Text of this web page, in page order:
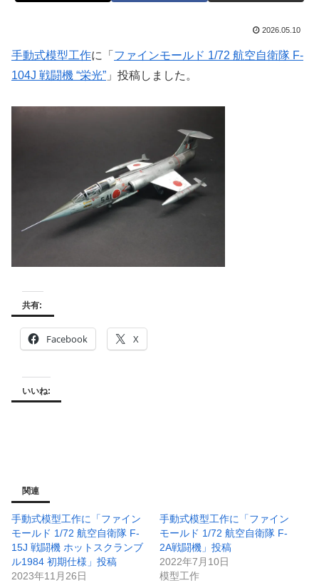
2026.05.10
手動式模型工作に「 ファインモールド 1/72 航空自衛隊 F-
104J 戦闘機 “栄光” 」投稿しました。
共有:
Facebook X
いいね:
関連
手動式模型工作に「ファイン
モールド 1/72 航空自衛隊 F-
15J 戦闘機 ホットスクランブ
ル1984 初期仕様」投稿
2023年11月26日
手動式模型工作に「ファイン
モールド 1/72 航空自衛隊 F-
2A戦闘機」投稿
2022年7月10日
模型工作